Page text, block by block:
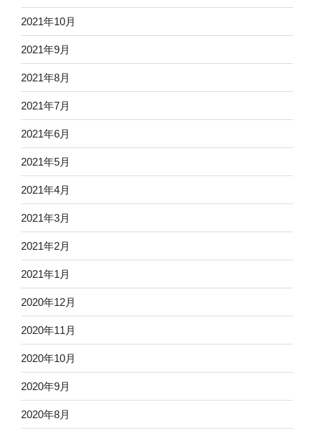
2021年10月
2021年9月
2021年8月
2021年7月
2021年6月
2021年5月
2021年4月
2021年3月
2021年2月
2021年1月
2020年12月
2020年11月
2020年10月
2020年9月
2020年8月